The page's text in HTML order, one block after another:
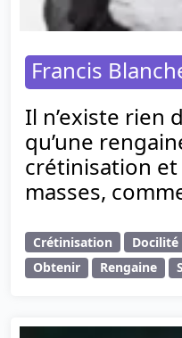
Francis
Il n’existe rien
qu’une
crétinisation
masses,
Crétinisation Docilité
Obtenir
Rengaine